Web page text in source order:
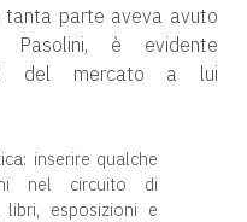
tanta parte aveva avuto
Pasolini, è evidente
del mercato a lui
inserire qualche
nel circuito di
libri, esposizioni e